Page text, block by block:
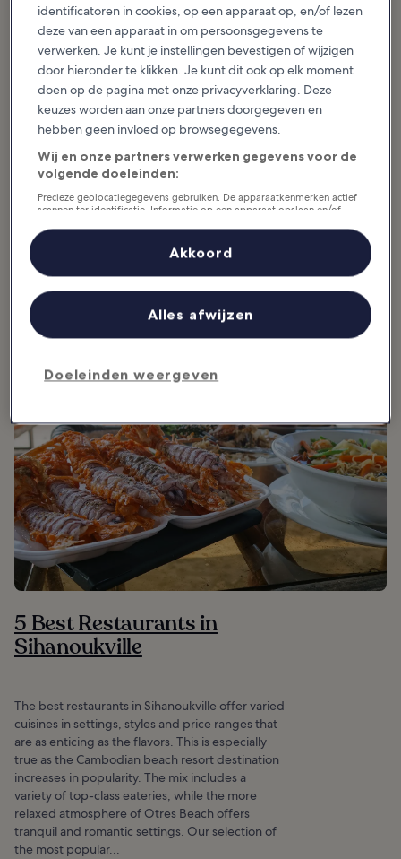
In de buurt van Sihanoukville
Bamboo Island in
Phi Phi Archipelago
Uit eten in Sihanoukville
5 Best Restaurants in
Sihanoukville
The best restaurants in Sihanoukville offer varied
cuisines in settings, styles and price ranges that
are as enticing as the flavors. This is especially
true as the Cambodian beach resort destination
increases in popularity. The mix includes a
variety of top-class eateries, while the more
relaxed atmosphere of Otres Beach offers
tranquil and romantic settings. Our selection of
the most popular...
identificatoren in cookies, op een apparaat op, en/of lezen
deze van een apparaat in om persoonsgegevens te
verwerken. Je kunt je instellingen bevestigen of wijzigen
door hieronder te klikken. Je kunt dit ook op elk moment
doen op de pagina met onze privacyverklaring. Deze
keuzes worden aan onze partners doorgegeven en
hebben geen invloed op browsegegevens.
Wij en onze partners verwerken gegevens voor de
volgende doeleinden:
Precieze geolocatiegegevens gebruiken. De apparaatkenmerken actief
scannen ter identificatie. Informatie op een apparaat opslaan en/of
contentmetingen, doelgroepenonderzoek en ontwikkeling van
Doeleinden weergeven
Alles afwijzen
Akkoord